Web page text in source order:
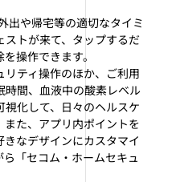
出や帰宅等の適切なタイミ
ストが来て、タップするだ
操作できます。
リティ操作のほか、ご利用
時間、血液中の酸素レベル
視化して、日々のヘルスケ
また、アプリ内ポイントを
なデザインにカスタマイ
「セコム・ホームセキュ